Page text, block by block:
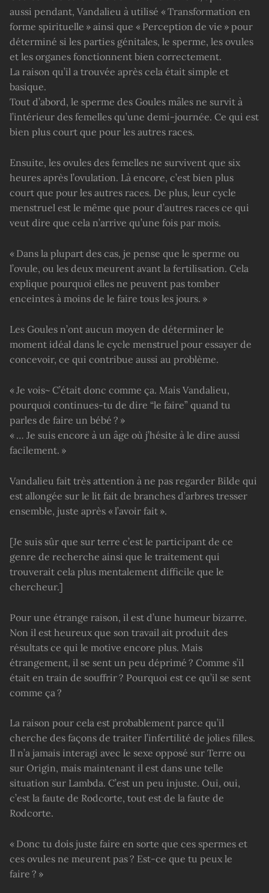
aussi pendant, Vandalieu à utilisé « Transformation en
forme spirituelle » ainsi que « Perception de vie » pour
déterminé si les parties génitales, le sperme, les ovules
et les organes fonctionnent bien correctement.
La raison qu’il a trouvée après cela était simple et
basique.
Tout d’abord, le sperme des Goules mâles ne survit à
l’intérieur des femelles qu’une demi-journée. Ce qui est
bien plus court que pour les autres races.
Ensuite, les ovules des femelles ne survivent que six
heures après l’ovulation. Là encore, c’est bien plus
court que pour les autres races. De plus, leur cycle
menstruel est le même que pour d’autres races ce qui
veut dire que cela n’arrive qu’une fois par mois.
« Dans la plupart des cas, je pense que le sperme ou
l’ovule, ou les deux meurent avant la fertilisation. Cela
explique pourquoi elles ne peuvent pas tomber
enceintes à moins de le faire tous les jours. »
Les Goules n’ont aucun moyen de déterminer le
moment idéal dans le cycle menstruel pour essayer de
concevoir, ce qui contribue aussi au problème.
« Je vois~ C’était donc comme ça. Mais Vandalieu,
pourquoi continues-tu de dire “le faire” quand tu
parles de faire un bébé ? »
« … Je suis encore à un âge où j’hésite à le dire aussi
facilement. »
Vandalieu fait très attention à ne pas regarder Bilde qui
est allongée sur le lit fait de branches d’arbres tresser
ensemble, juste après « l’avoir fait ».
[Je suis sûr que sur terre c’est le participant de ce
genre de recherche ainsi que le traitement qui
trouverait cela plus mentalement difficile que le
chercheur.]
Pour une étrange raison, il est d’une humeur bizarre.
Non il est heureux que son travail ait produit des
résultats ce qui le motive encore plus. Mais
étrangement, il se sent un peu déprimé ? Comme s’il
était en train de souffrir ? Pourquoi est ce qu’il se sent
comme ça ?
La raison pour cela est probablement parce qu’il
cherche des façons de traiter l’infertilité de jolies filles.
Il n’a jamais interagi avec le sexe opposé sur Terre ou
sur Origin, mais maintenant il est dans une telle
situation sur Lambda. C’est un peu injuste. Oui, oui,
c’est la faute de Rodcorte, tout est de la faute de
Rodcorte.
« Donc tu dois juste faire en sorte que ces spermes et
ces ovules ne meurent pas ? Est-ce que tu peux le
faire ? »